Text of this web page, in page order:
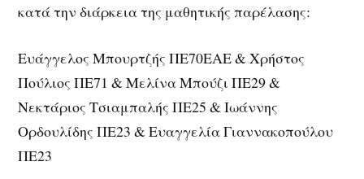
κατά την διάρκεια της μαθητικής παρέλασης:
Ευάγγελος Μπουρτζής ΠΕ70ΕΑΕ & Χρήστος
Πούλιος ΠΕ71 & Μελίνα Μπούζι ΠΕ29 &
Νεκτάριος Τσιαμπαλής ΠΕ25 & Ιωάννης
Ορδουλίδης ΠΕ23 & Ευαγγελία Γιαννακοπούλου
ΠΕ23